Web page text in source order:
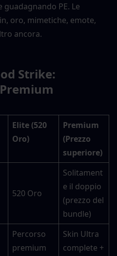
PE. Le
oro, mimetiche, emote,
ancora.
Strike:
Elite (520
Oro)
Premium
(Prezzo
superiore)
520 Oro
Solitament
e il doppio
(prezzo del
bundle)
Percorso
premium
Skin Ultra
complete +